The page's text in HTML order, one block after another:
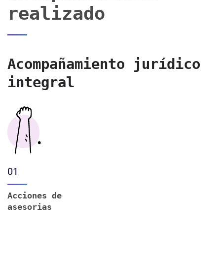
realizado
Acompañamiento jurídico
integral
01
Acciones de
asesorias